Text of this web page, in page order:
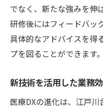
でなく、新たな強みを伸
研修後にはフィードバッ
具体的なアドバイスを得
プを図ることができます。
新技術を活用した業務
医療DXの進化は、江戸